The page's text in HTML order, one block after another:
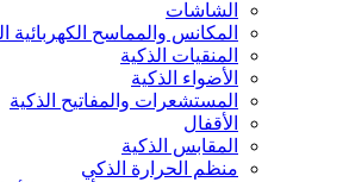
الشاشات
المكانس والمماسح الكهربائية الذكية
المنقيات الذكية
الأضواء الذكية
المستشعرات والمفاتيح الذكية
الأقفال
المقابس الذكية
منظم الحرارة الذكي